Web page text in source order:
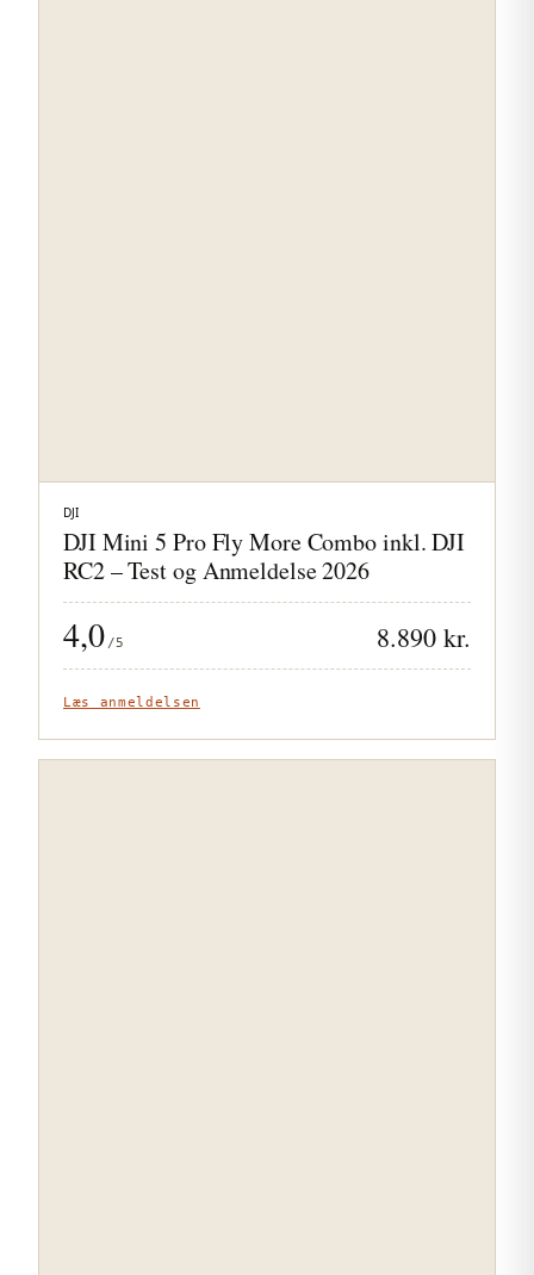
DJI
DJI Mini 5 Pro Fly More Combo inkl. DJI
RC2 – Test og Anmeldelse 2026
4,0 /5 8.890 kr.
Læs anmeldelsen